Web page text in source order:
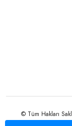
© Tüm Hakları